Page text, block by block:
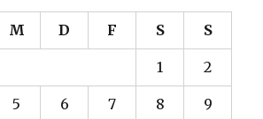
M D F S S
1 2
5 6 7 8 9